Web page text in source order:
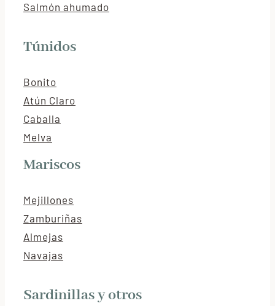
Salmón ahumado
Túnidos
Bonito
Atún Claro
Caballa
Melva
Mariscos
Mejillones
Zamburiñas
Almejas
Navajas
Sardinillas y otros